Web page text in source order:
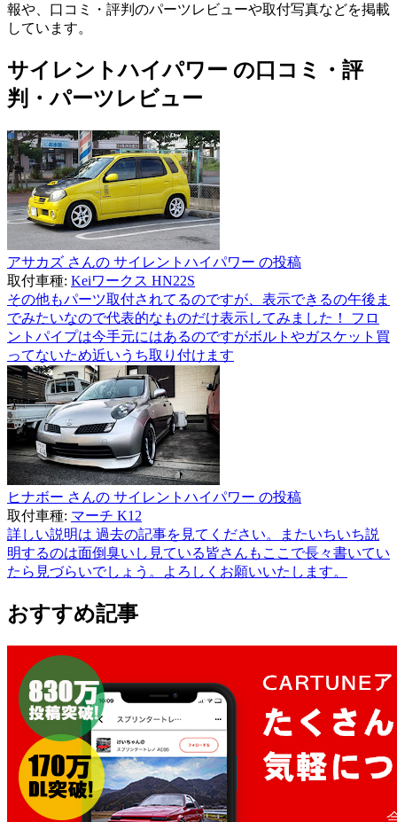
報や、口コミ・評判のパーツレビューや取付写真などを掲載
しています。
サイレントハイパワー の口コミ・評
判・パーツレビュー
アサカズ さんの サイレントハイパワー の投稿
取付車種: Keiワークス HN22S
その他もパーツ取付されてるのですが、表示できるの午後ま
でみたいなので代表的なものだけ表示してみました！ フロ
ントパイプは今手元にはあるのですがボルトやガスケット買
ってないため近いうち取り付けます
ヒナボー さんの サイレントハイパワー の投稿
取付車種: マーチ K12
詳しい説明は 過去の記事を見てください。またいちいち説
明するのは面倒臭いし見ている皆さんもここで長々書いてい
たら見づらいでしょう。よろしくお願いいたします。
おすすめ記事